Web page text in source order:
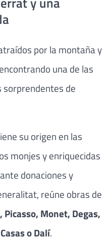
por la montaña y
una de las
sorprendentes de
su origen en las
monjes y enriquecidas
donaciones y
reúne obras de
Picasso, Monet, Degas,
o Dalí.